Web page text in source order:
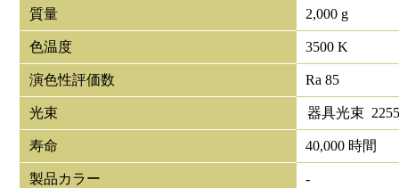
質量 2,000 g
色温度 3500 K
演色性評価数 Ra 85
光束 器具光束
寿命 40,000 時間
製品カラー -